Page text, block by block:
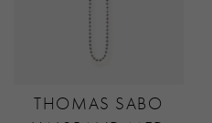
THOMAS SABO